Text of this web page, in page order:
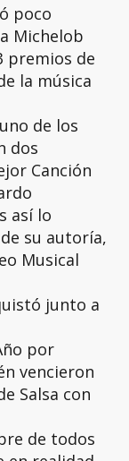
poco
Michelob
premios de
la música
de los
dos
Canción
así lo
su autoría,
Musical
junto a
por
vencieron
Salsa con
de todos